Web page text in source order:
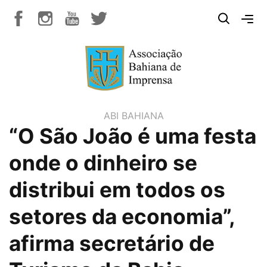
ABI BAHIANA
“O São João é uma festa
onde o dinheiro se
distribui em todos os
setores da economia”,
afirma secretário de